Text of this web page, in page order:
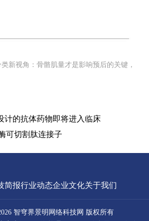
新视角：骨骼肌量才是影响预后的关键，
计的抗体药物即将进入临床
可切割肽连接子
简报行业动态企业文化关于我们
智穹界景明网络科技网 版权所有